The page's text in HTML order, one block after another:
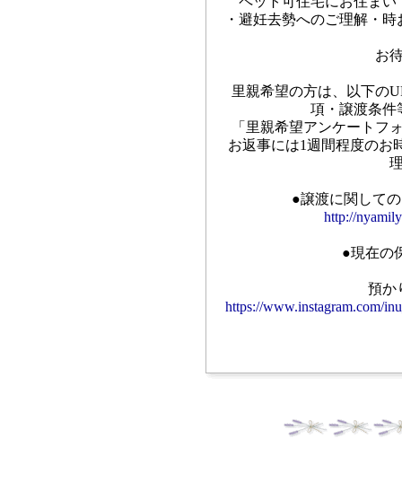
・避妊去勢へのご理解・
お
里親希望の方は、以下の
項・譲渡条件
「里親希望アンケートフ
お返事には1週間程度のお
●譲渡に関して
http://
●現在の
預か
https://www.instagram.com/